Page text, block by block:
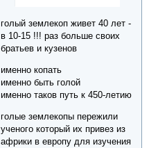
голый землекоп живет 40 лет -
в 10-15 !!! раз больше своих
братьев и кузенов
именно копать
именно быть голой
именно таков путь к 450-летию
голые землекопы пережили
ученого который их привез из
африки в европу для изучения